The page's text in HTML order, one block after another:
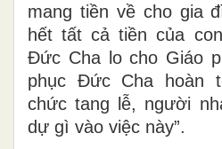
mang tiền về cho gia
hết tất cả tiền của
Đức Cha lo cho Giáo
phục Đức Cha hoàn
chức tang lễ, người
dự gì vào việc này”.